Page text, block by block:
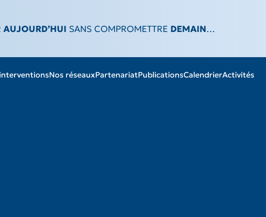
AUJOURD’HUI SANS COMPROMETTRE DEMAIN…
Nos réseauxPartenariatPublicationsCalendrierActivités